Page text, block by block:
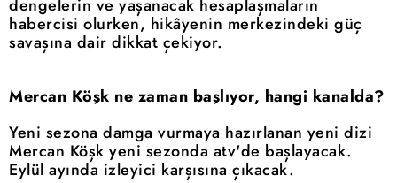
dengelerin ve yaşanacak hesaplaşmaların
habercisi olurken, hikâyenin merkezindeki güç
savaşına dair dikkat çekiyor.
Mercan Köşk ne zaman başlıyor, hangi kanalda?
Yeni sezona damga vurmaya hazırlanan yeni dizi
Mercan Köşk yeni sezonda atv'de başlayacak.
Eylül ayında izleyici karşısına çıkacak.